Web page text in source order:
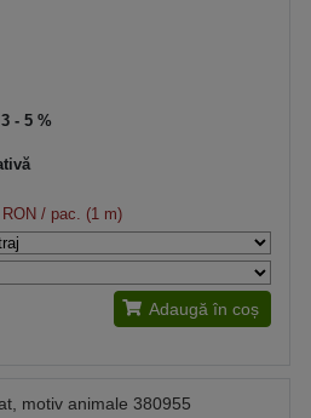
3 - 5 %
/ pac. (1 m)
Adaugă în coș
motiv animale 380955